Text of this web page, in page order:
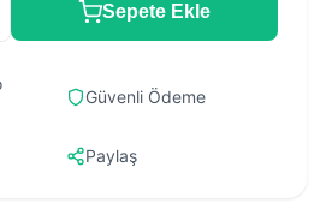
Sepete Ekle
Güvenli Ödeme
Paylaş